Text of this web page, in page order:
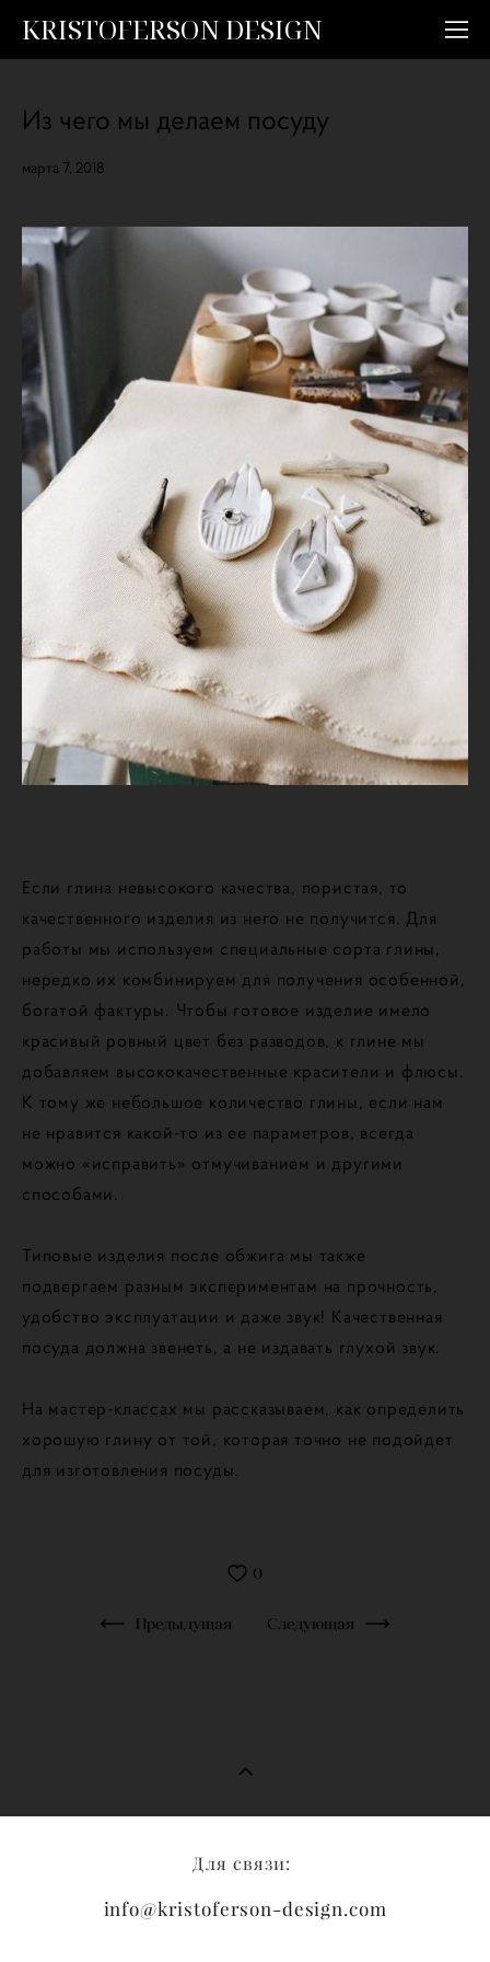
KRISTOFERSON DESIGN
марта 7, 2018
Из чего мы делаем посуду
Если глина невысокого качества, пористая, то
качественного изделия из него не получится. Для
работы мы используем специальные сорта глины,
нередко их комбинируем для получения особенной,
богатой фактуры. Чтобы готовое изделие имело
красивый ровный цвет без разводов, к глине мы
добавляем высококачественные красители и флюсы.
К тому же небольшое количество глины, если нам
не нравится какой-то из ее параметров, всегда
можно «исправить» отмучиванием и другими
способами.
Типовые изделия после обжига мы также
подвергаем разным экспериментам на прочность,
удобство эксплуатации и даже звук! Качественная
посуда должна звенеть, а не издавать глухой звук.
На мастер-классах мы рассказываем, как определить
хорошую глину от той, которая точно не подойдет
для изготовления посуды.
0
Предыдущая Следующая
Для связи:
info@kristoferson-design.com